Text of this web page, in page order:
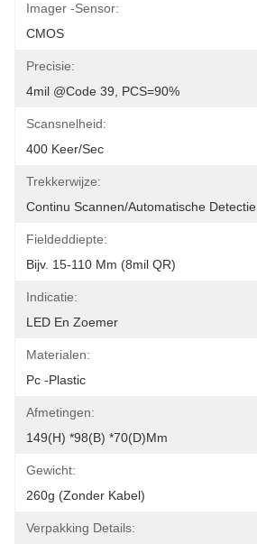
Imager -sensor:
CMOS
Precisie:
4mil @Code 39, PCS=90%
Scansnelheid:
400 Keer/sec
Trekkerwijze:
Continu Scannen/automatische Detectie
Fieldeddiepte:
Bijv. 15-110 Mm (8mil QR)
Indicatie:
LED En Zoemer
Materialen:
Pc -plastic
Afmetingen:
149(H) *98(B) *70(D)mm
Gewicht:
260g (zonder Kabel)
Verpakking Details: